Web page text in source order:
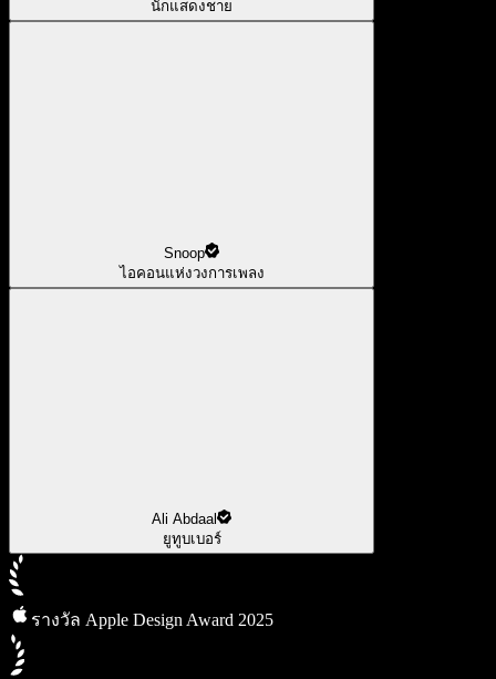
นักแสดงชาย
Snoop
ไอคอนแห่งวงการเพลง
Ali Abdaal
ยูทูบเบอร์
รางวัล Apple Design Award 2025